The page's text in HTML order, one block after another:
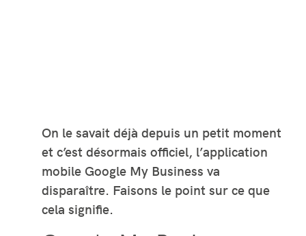
On le savait déjà depuis un petit moment
et c’est désormais officiel, l’application
mobile Google My Business va
disparaître. Faisons le point sur ce que
cela signifie.